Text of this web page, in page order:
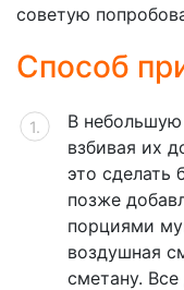
советую
Способ
В небольшую
взбивая их
это сделать
позже
порциями
воздушная
сметану.